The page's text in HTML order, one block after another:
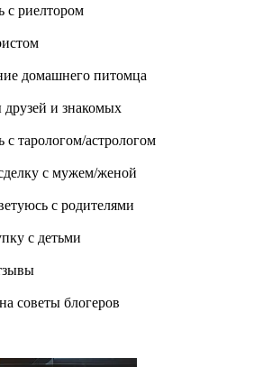
с риелтором
домашнего питомца
и знакомых
с тарологом/астрологом
с мужем/женой
с родителями
с детьми
советы блогеров